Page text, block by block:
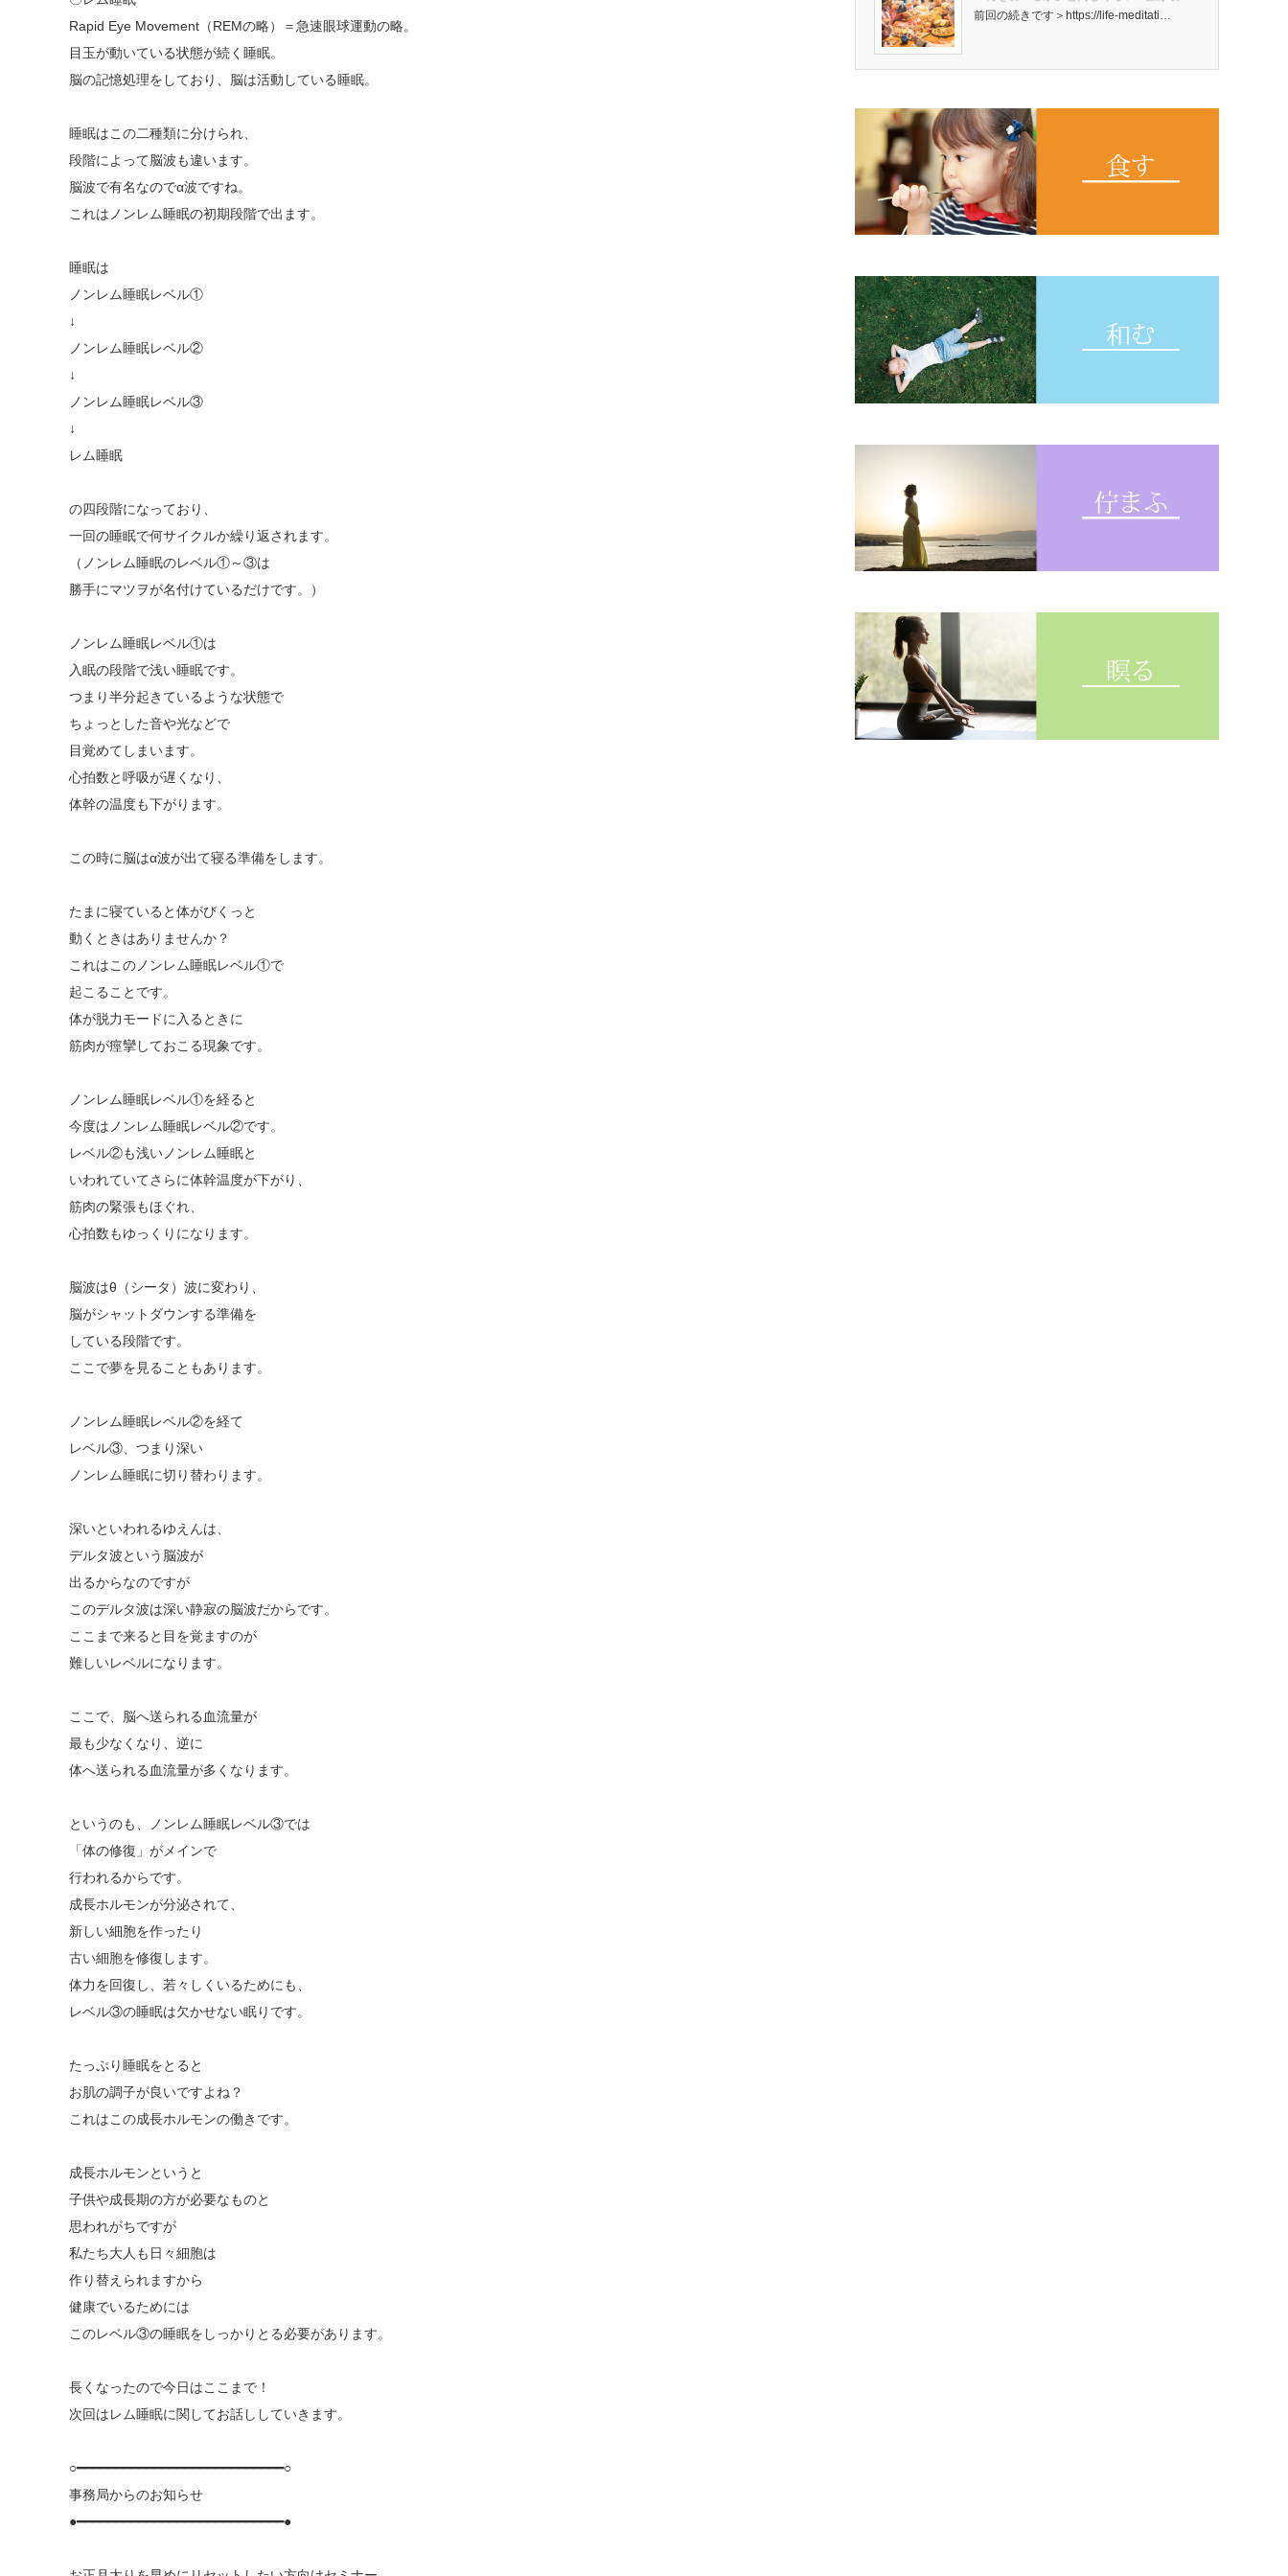
Rapid Eye Movement（REMの略）＝急速眼球運動の略。
目玉が動いている状態が続く睡眠。
脳の記憶処理をしており、脳は活動している睡眠。
睡眠はこの二種類に分けられ、
段階によって脳波も違います。
脳波で有名なのでα波ですね。
これはノンレム睡眠の初期段階で出ます。
睡眠は
ノンレム睡眠レベル①
↓
ノンレム睡眠レベル②
↓
ノンレム睡眠レベル③
↓
レム睡眠
の四段階になっており、
一回の睡眠で何サイクルか繰り返されます。
（ノンレム睡眠のレベル①～③は
勝手にマツヲが名付けているだけです。）
ノンレム睡眠レベル①は
入眠の段階で浅い睡眠です。
つまり半分起きているような状態で
ちょっとした音や光などで
目覚めてしまいます。
心拍数と呼吸が遅くなり、
体幹の温度も下がります。
この時に脳はα波が出て寝る準備をします。
たまに寝ていると体がびくっと
動くときはありませんか？
これはこのノンレム睡眠レベル①で
起こることです。
体が脱力モードに入るときに
筋肉が痙攣しておこる現象です。
ノンレム睡眠レベル①を経ると
今度はノンレム睡眠レベル②です。
レベル②も浅いノンレム睡眠と
いわれていてさらに体幹温度が下がり、
筋肉の緊張もほぐれ、
心拍数もゆっくりになります。
脳波はθ（シータ）波に変わり、
脳がシャットダウンする準備を
している段階です。
ここで夢を見ることもあります。
ノンレム睡眠レベル②を経て
レベル③、つまり深い
ノンレム睡眠に切り替わります。
深いといわれるゆえんは、
デルタ波という脳波が
出るからなのですが
このデルタ波は深い静寂の脳波だからです。
ここまで来ると目を覚ますのが
難しいレベルになります。
ここで、脳へ送られる血流量が
最も少なくなり、逆に
体へ送られる血流量が多くなります。
というのも、ノンレム睡眠レベル③では
「体の修復」がメインで
行われるからです。
成長ホルモンが分泌されて、
新しい細胞を作ったり
古い細胞を修復します。
体力を回復し、若々しくいるためにも、
レベル③の睡眠は欠かせない眠りです。
たっぷり睡眠をとると
お肌の調子が良いですよね？
これはこの成長ホルモンの働きです。
成長ホルモンというと
子供や成長期の方が必要なものと
思われがちですが
私たち大人も日々細胞は
作り替えられますから
健康でいるためには
このレベル③の睡眠をしっかりとる必要があります。
長くなったので今日はここまで！
次回はレム睡眠に関してお話ししていきます。
○━━━━━━━━━━━━━━━━━━━━━━━━━━━○
事務局からのお知らせ
●━━━━━━━━━━━━━━━━━━━━━━━━━━━●
前回の続きです＞https://life-meditati…